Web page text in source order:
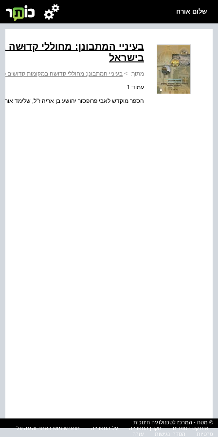
שלום אורח
בעיניי המתבונן: מחוללי קדוּשה
בישראל
מתוך: > בעיניי המתבונן: מחוללי קדוּשה במקומות קדושים
עמוד:1
הספר מוקדש לאבי פרופסור יהושע בן אריה ז"ל, שלימד
© מטח - המרכז לטכנולוגיה חינוכית
אינדקס הספרים
תקנון הספרייה על הספרייה
תנאי שימוש באתר והגנה על
פרטיות
הסדרי נגישות עזרה